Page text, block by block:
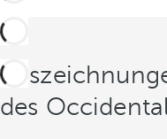
des